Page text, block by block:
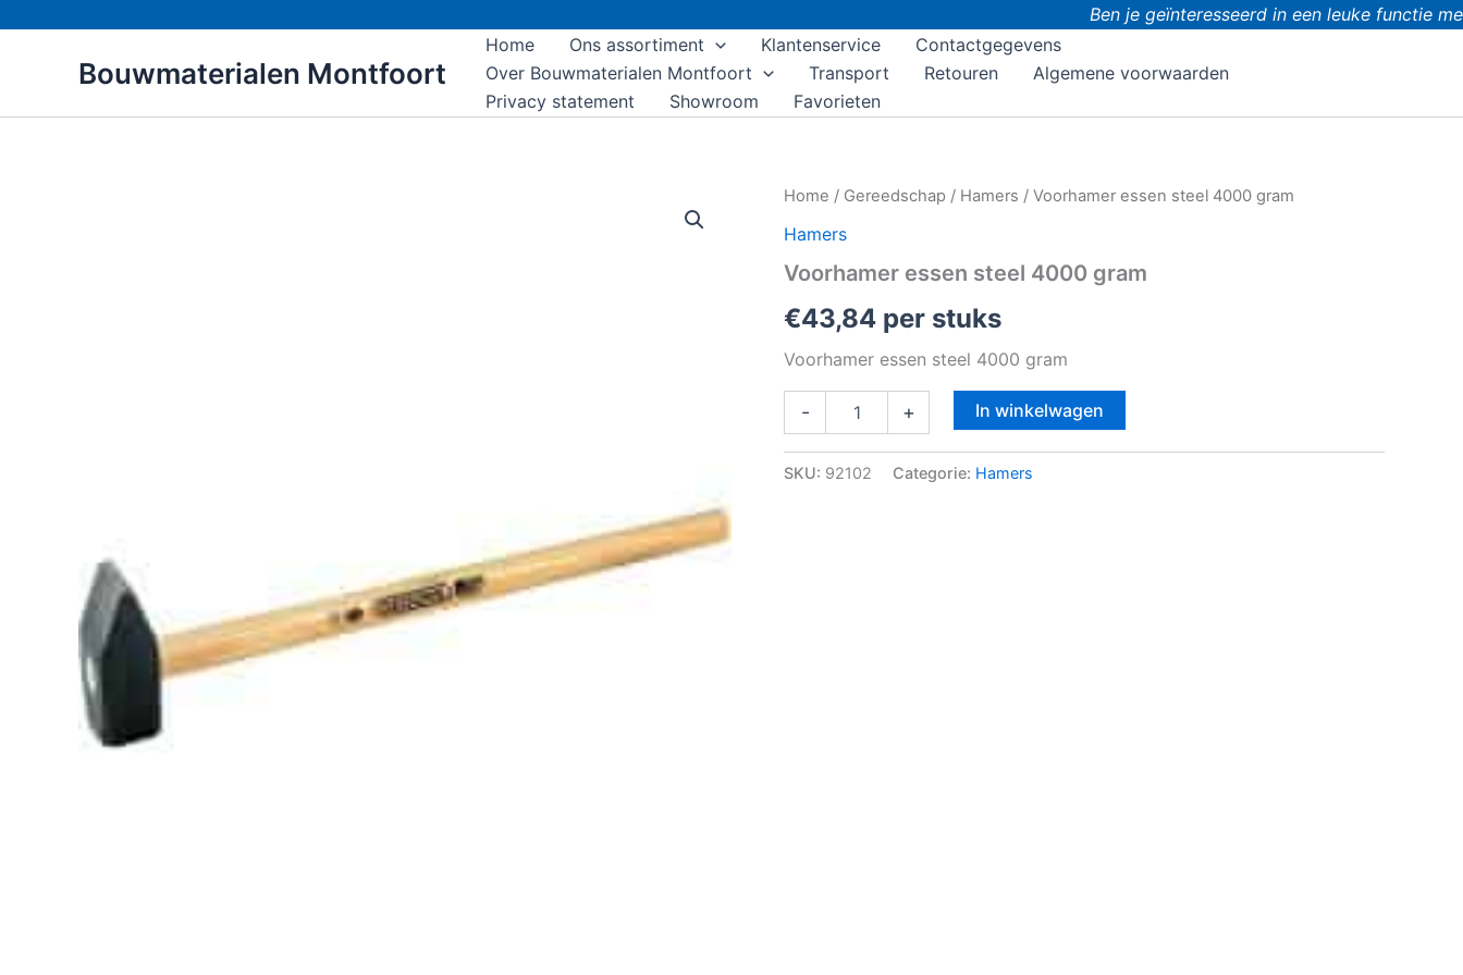
Ben je geïnteresseerd in een leuke functie
Bouwmaterialen Montfoort
Home Ons assortiment Klantenservice
Contactgegevens
Over Bouwmaterialen Montfoort
Transport Retouren
Algemene voorwaarden
Privacy statement
Showroom Favorieten
Home / Gereedschap / Hamers / Voorhamer essen steel 4000 gram
Hamers
Voorhamer essen steel 4000 gram
€43,84 per stuks
Voorhamer essen steel 4000 gram
-
Voorhamer
steel
gram
+ In winkelwagen
SKU: 92102 Categorie: Hamers